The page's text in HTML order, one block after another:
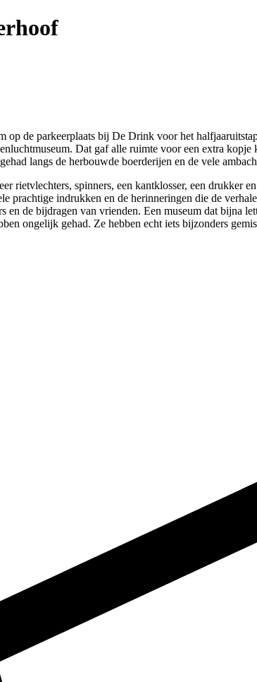
de parkeerplaats bij De Drink voor het
Dat gaf alle ruimte voor een extra
langs de herbouwde boerderijen en de vele
rietvlechters, spinners, een kantklosser, een drukker
prachtige indrukken en de herinneringen die de
de bijdragen van vrienden. Een museum dat bijna
ongelijk gehad. Ze hebben echt iets bijzonders